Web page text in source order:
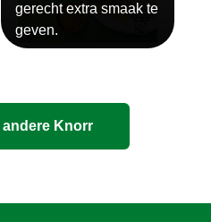
gerecht extra smaak te
geven.
Knorr